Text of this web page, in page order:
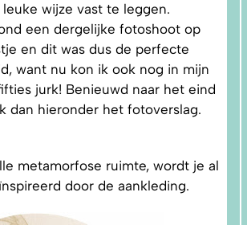
wijze vast te leggen.
een dergelijke fotoshoot op
en dit was dus de perfecte
want nu kon ik ook nog in mijn
jurk! Benieuwd naar het eind
dan hieronder het fotoverslag.
metamorfose ruimte, wordt je al
door de aankleding.